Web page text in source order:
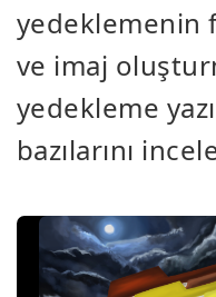
yedeklemenin
ve imaj
yedekleme
bazılarını